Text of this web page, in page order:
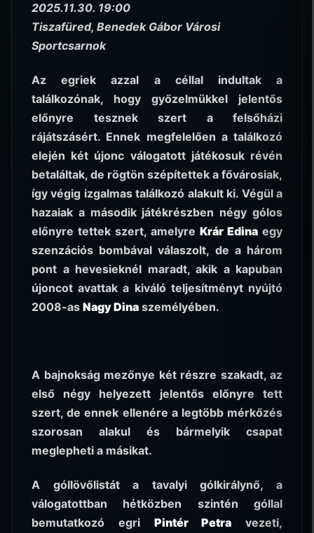
2025.11.30. 19:00
Tiszafüred, Benedek Gábor Városi
Sportcsarnok
Az egriek azzal a céllal indultak a
találkozónak, hogy győzelmükkel jelentős
előnyre tesznek szert a felsőházi
rájátszásért. Ennek megfelelően a találkozó
elején két újonc válogatott játékosuk révén
betaláltak, de rögtön szépítettek a fővárosiak,
így végig izgalmas találkozó alakult ki. Végül a
hazaiak a második játékrészben négy gólos
előnyre tettek szert, amelyre Krár Edina egy
szenzációs bombával válaszolt, de a három
pont a hevesieknél maradt, akik a kapuban
újoncot avattak a kiváló teljesítményt nyújtó
2008-as Nagy Dina személyében.
A bajnokság mezőnye két részre szakadt, az
első négy helyezett jelentős előnyre tett
szert, de ennek ellenére a legtöbb mérkőzés
szorosan alakul és bármelyik csapat
meglepheti a másikat.
A góllövőlistát a tavalyi gólkirálynő, a
válogatottban hétközben szintén góllal
bemutatkozó egri Pintér Petra vezeti,